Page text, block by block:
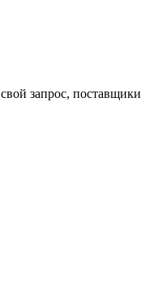
свой запрос, поставщики